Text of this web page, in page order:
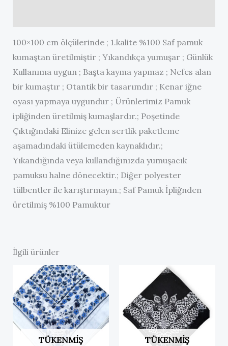
100×100 cm ölçülerinde ; 1.kalite %100 Saf pamuk
kumaştan üretilmiştir ; Yıkandıkça yumuşar ; Günlük
Kullanıma uygun ; Başta kayma yapmaz ; Nefes alan
bir kumaştır ; Otantik bir tasarımdır ; Kenar iğne
oyası yapmaya uygundur ; Ürünlerimiz Pamuk
ipliğinden üretilmiş kumaşlardır.; Poşetinde
Çıktığındaki Elinize gelen sertlik paketleme
aşamadındaki ütülemeden kaynaklıdır.;
Yıkandığında veya kullandığınızda yumuşacık
pamuksu halne dönecektir.; Diğer polyester
tülbentler ile karıştırmayın.; Saf Pamuk İpliğnden
üretilmiş %100 Pamuktur
İlgili ürünler
TÜKENMIŞ TÜKENMIŞ